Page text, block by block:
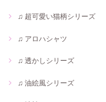
♫ 超可愛い猫柄シリーズ
♫ アロハシャツ
♫ 透かしシリーズ
♫ 油絵風シリーズ